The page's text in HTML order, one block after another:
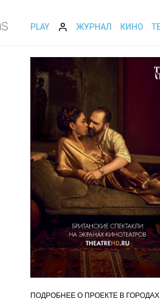
PLAY ЖУРНАЛ КИНО
ПОДРОБНЕЕ О ПРОЕКТЕ В